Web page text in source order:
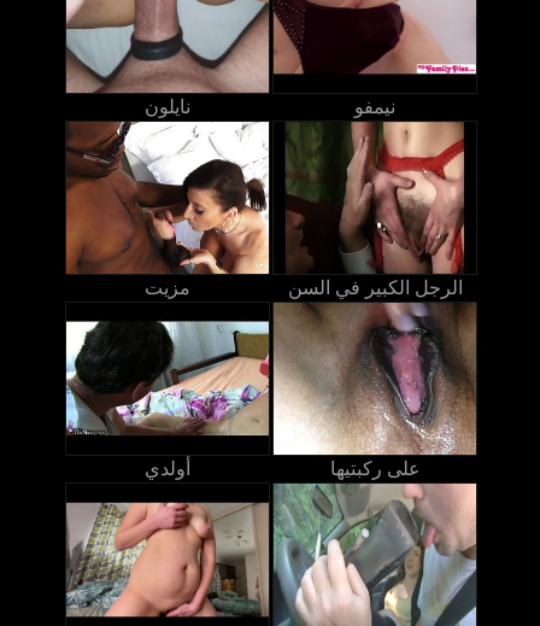
نايلون نيمفو
مزيت الرجل الكبير في السن
أولدي على ركبتيها